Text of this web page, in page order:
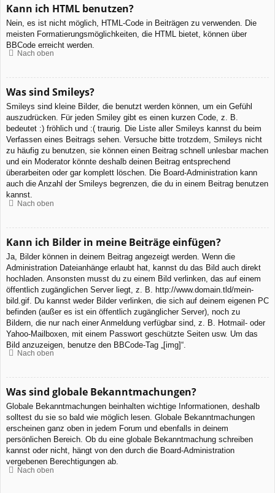
Kann ich HTML benutzen?
Nein, es ist nicht möglich, HTML-Code in Beiträgen zu verwenden. Die
meisten Formatierungsmöglichkeiten, die HTML bietet, können über
BBCode erreicht werden.
Nach oben
Was sind Smileys?
Smileys sind kleine Bilder, die benutzt werden können, um ein Gefühl
auszudrücken. Für jeden Smiley gibt es einen kurzen Code, z. B.
bedeutet :) fröhlich und :( traurig. Die Liste aller Smileys kannst du beim
Verfassen eines Beitrags sehen. Versuche bitte trotzdem, Smileys nicht
zu häufig zu benutzen, sie können einen Beitrag schnell unlesbar machen
und ein Moderator könnte deshalb deinen Beitrag entsprechend
überarbeiten oder gar komplett löschen. Die Board-Administration kann
auch die Anzahl der Smileys begrenzen, die du in einem Beitrag benutzen
kannst.
Nach oben
Kann ich Bilder in meine Beiträge einfügen?
Ja, Bilder können in deinem Beitrag angezeigt werden. Wenn die
Administration Dateianhänge erlaubt hat, kannst du das Bild auch direkt
hochladen. Ansonsten musst du zu einem Bild verlinken, das auf einem
öffentlich zugänglichen Server liegt, z. B. http://www.domain.tld/mein-
bild.gif. Du kannst weder Bilder verlinken, die sich auf deinem eigenen PC
befinden (außer es ist ein öffentlich zugänglicher Server), noch zu
Bildern, die nur nach einer Anmeldung verfügbar sind, z. B. Hotmail- oder
Yahoo-Mailboxen, mit einem Passwort geschützte Seiten usw. Um das
Bild anzuzeigen, benutze den BBCode-Tag „[img]“.
Nach oben
Was sind globale Bekanntmachungen?
Globale Bekanntmachungen beinhalten wichtige Informationen, deshalb
solltest du sie so bald wie möglich lesen. Globale Bekanntmachungen
erscheinen ganz oben in jedem Forum und ebenfalls in deinem
persönlichen Bereich. Ob du eine globale Bekanntmachung schreiben
kannst oder nicht, hängt von den durch die Board-Administration
vergebenen Berechtigungen ab.
Nach oben